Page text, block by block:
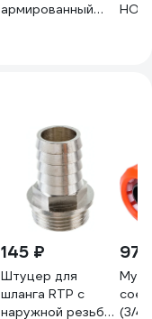
армированный
145 ₽
Штуцер для
шланга RTP с
наружной резьбой
97
(3/